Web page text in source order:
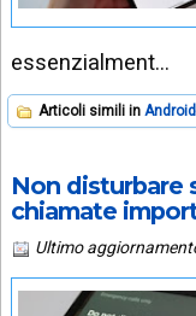
essenzialment…
Articoli simili in Android
Non disturbare
chiamate
Ultimo